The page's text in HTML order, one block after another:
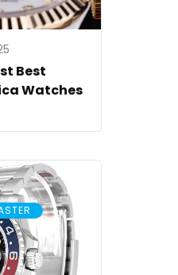
Best
Watches